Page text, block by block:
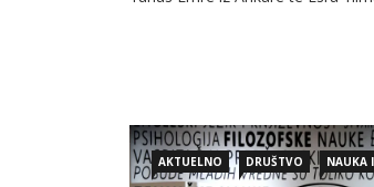
Bošnjačko
AKTUELNO DRUŠTVO NAUKA